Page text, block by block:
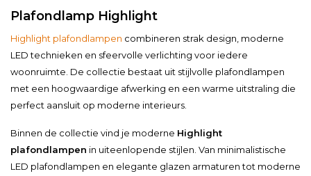
Plafondlamp Highlight
Highlight plafondlampen combineren strak design, moderne
LED technieken en sfeervolle verlichting voor iedere
woonruimte. De collectie bestaat uit stijlvolle plafondlampen
met een hoogwaardige afwerking en een warme uitstraling die
perfect aansluit op moderne interieurs.
Binnen de collectie vind je moderne Highlight
plafondlampen in uiteenlopende stijlen. Van minimalistische
LED plafondlampen en elegante glazen armaturen tot moderne